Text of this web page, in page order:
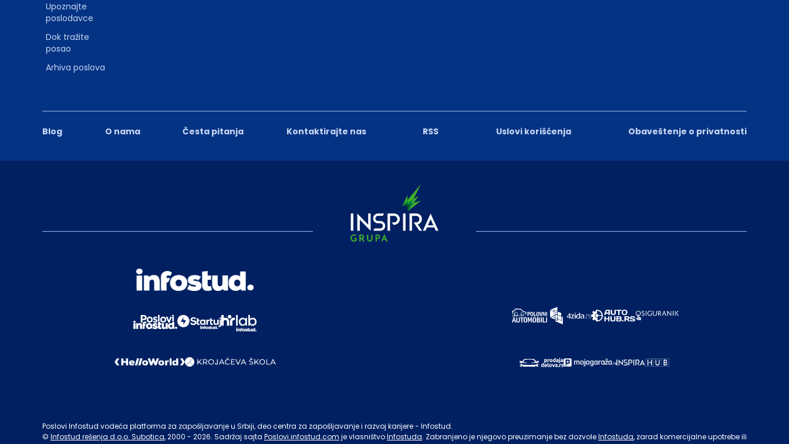
Blog O nama Česta pitanja Kontaktirajte nas RSS Uslovi korišćenja Obaveštenje o privatnosti
Upoznajte
poslodavce
Dok tražite
posao
Arhiva poslova
Poslovi Infostud vodeća platforma za zapošljavanje u Srbiji, deo centra za zapošljavanje i razvoj karijere - Infostud.
© Infostud rešenja d.o.o. Subotica, 2000 - 2026. Sadržaj sajta Poslovi.infostud.com je vlasništvoInfostuda. Zabranjeno je njegovo preuzimanje bez dozvoleInfostuda, zarad komercijalne upotrebe ili